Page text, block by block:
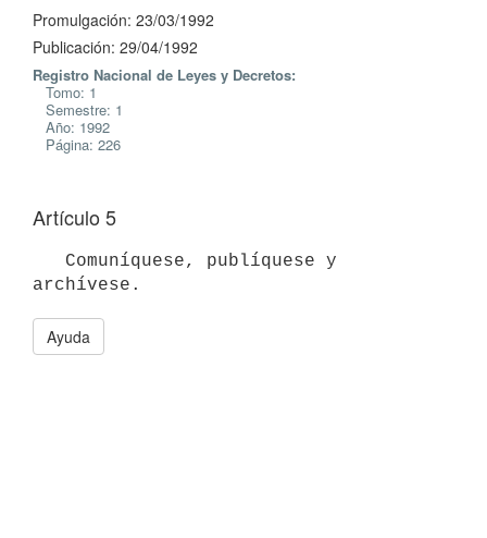
Promulgación: 23/03/1992
Publicación: 29/04/1992
Registro Nacional de Leyes y Decretos:
Tomo: 1
Semestre: 1
Año: 1992
Página: 226
Artículo 5
Ayuda